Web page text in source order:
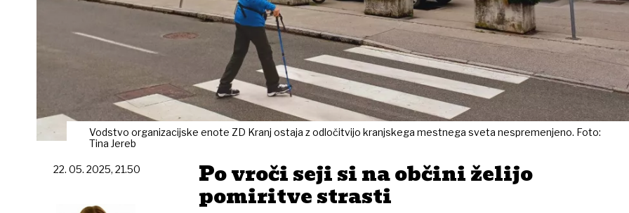
Vodstvo organizacijske enote ZD Kranj ostaja z odločitvijo kranjskega mestnega sveta nespremenjeno. Foto:
Tina Jereb
Po vroči seji si na občini želijo
pomiritve strasti
22. 05. 2025, 21.50